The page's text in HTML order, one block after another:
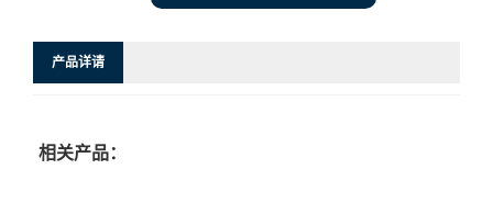
产品详请
相关产品：